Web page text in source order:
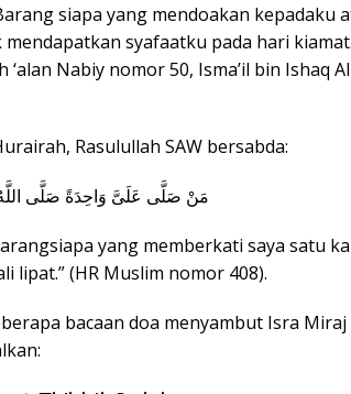
siapa yang mendoakan kepadaku
syafaatku pada hari
‘alan Nabiy nomor 50, Isma’il bin Ishaq
Rasulullah SAW bersabda:
مَنْ صَلَّى عَلَىَّ وَاحِدَةً صَلَّى
yang memberkati saya satu
lipat.” (HR Muslim nomor 408).
bacaan doa menyambut Isra